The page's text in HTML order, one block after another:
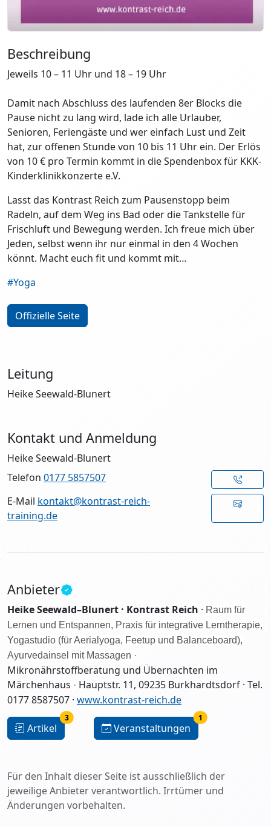
Beschreibung
Jeweils 10 – 11 Uhr und 18 – 19 Uhr
Damit nach Abschluss des laufenden 8er Blocks die
Pause nicht zu lang wird, lade ich alle Urlauber,
Senioren, Feriengäste und wer einfach Lust und Zeit
hat, zur offenen Stunde von 10 bis 11 Uhr ein. Der Erlös
von 10 € pro Termin kommt in die Spendenbox für KKK-
Kinderklinikkonzerte e.V.
Lasst das Kontrast Reich zum Pausenstopp beim
Radeln, auf dem Weg ins Bad oder die Tankstelle für
Frischluft und Bewegung werden. Ich freue mich über
Jeden, selbst wenn ihr nur einmal in den 4 Wochen
könnt. Macht euch fit und kommt mit…
#Yoga
Offizielle Seite
Leitung
Heike Seewald-Blunert
Kontakt und Anmeldung
Heike Seewald-Blunert
Telefon 0177 5857507
E-Mail kontakt@kontrast-reich-
training.de
Anbieter
Heike Seewald–Blunert · Kontrast Reich · Raum für
Lernen und Entspannen, Praxis für integrative Lerntherapie,
Yogastudio (für Aerialyoga, Feetup und Balanceboard),
Ayurvedainsel mit Massagen ·
Mikronährstoffberatung und Übernachten im
Märchenhaus · Hauptstr. 11, 09235 Burkhardtsdorf · Tel.
0177 8587507 · www.kontrast-reich.de
Artikel
3
Veranstaltungen
1
Für den Inhalt dieser Seite ist ausschließlich der
jeweilige Anbieter verantwortlich. Irrtümer und
Änderungen vorbehalten.